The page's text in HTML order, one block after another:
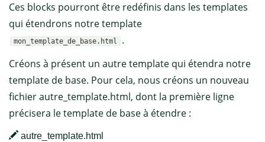
Ces blocks pourront être redéfinis dans les templates
qui étendrons notre template
mon_template_de_base.html
.
Créons à présent un autre template qui étendra notre
template de base. Pour cela, nous créons un nouveau
fichier autre_template.html, dont la première ligne
précisera le template de base à étendre :
autre_template.html